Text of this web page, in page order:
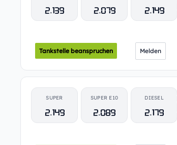
2.139 2.079 2.149
Tankstelle beanspruchen Melden
SUPER
2.149
SUPER E10
2.089
DIESEL
2.179